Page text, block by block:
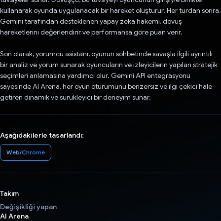
kullanarak oyunda uygulanacak bir hareket oluşturur. Her turdan sonra,
Gemini tarafından desteklenen yapay zeka hakemi, dövüş
hareketlerini değerlendirir ve performansa göre puan verir.
Son olarak, yorumcu asistanı, oyunun sohbetinde savaşla ilgili ayrıntılı
bir analiz ve yorum sunarak oyuncuların ve izleyicilerin yapılan stratejik
seçimleri anlamasına yardımcı olur. Gemini API entegrasyonu
sayesinde AI Arena, her oyun oturumunu benzersiz ve ilgi çekici hale
getiren dinamik ve sürükleyici bir deneyim sunar.
Aşağıdakilerle tasarlandı:
Web/Chrome
Takım
Değişikliği yapan
AI Arena